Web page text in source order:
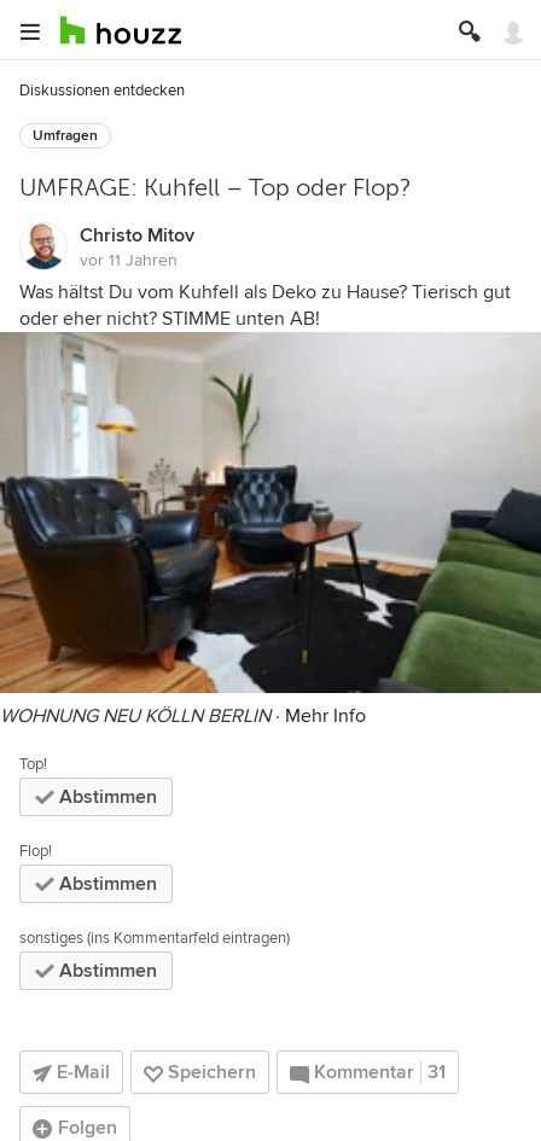
Diskussionen entdecken
Umfragen
UMFRAGE: Kuhfell – Top oder Flop?
Christo Mitov
vor 11 Jahren
Was hältst Du vom Kuhfell als Deko zu Hause? Tierisch gut
oder eher nicht? STIMME unten AB!
WOHNUNG NEU KÖLLN BERLIN· Mehr Info
Top!
Abstimmen
Flop!
Abstimmen
sonstiges (ins Kommentarfeld eintragen)
Abstimmen
E-Mail Speichern Kommentar 31
Folgen